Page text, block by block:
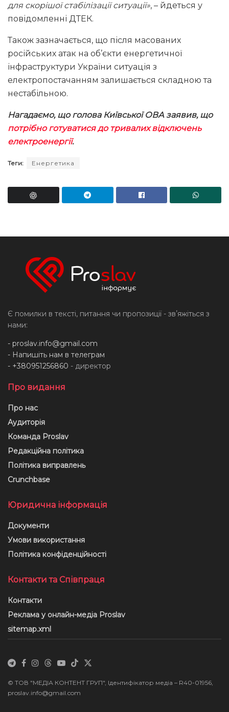
для скорішої стабілізації ситуації», – йдеться у
повідомленні ДТЕК.
Також зазначається, що після масованих
російських атак на об’єкти енергетичної
інфраструктури України ситуація з
електропостачанням залишається складною та
нестабільною.
Нагадаємо, що голова Київської ОВА заявив, що
потрібно готуватися до тривалих відключень
електроенергії.
Теги: Енергетика
Є помилки в тексті, питання чи пропозиції - звʼяжіться з
нами:
- proslav.info@gmail.com
- Напишіть нам в телеграм
- +380951256860 - директор
Про видання
Про нас
Аудиторія
Команда Proslav
Редакційна політика
Політика виправлень
Crunchbase
Юридична інформація
Документи
Умови використання
Політика конфіденційності
Контакти та Співпраця
Контакти
Реклама у онлайн-медіа Proslav
sitemap.xml
© ТОВ "МЕДІА КОНТЕНТ ГРУП", Ідентифікатор медіа – R40-01956,
proslav.info@gmail.com